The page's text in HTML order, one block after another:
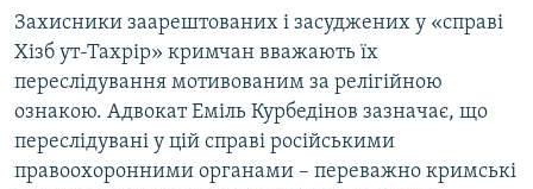
Захисники заарештованих і засуджених у «справі
Хізб ут-Тахрір» кримчан вважають їх
переслідування мотивованим за релігійною
ознакою. Адвокат Еміль Курбедінов зазначає, що
переслідувані у цій справі російськими
правоохоронними органами – переважно кримські